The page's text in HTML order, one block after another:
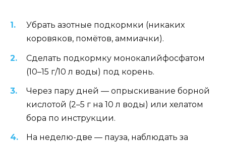
Убрать азотные подкормки (никаких
коровяков, помётов, аммиачки).
Сделать подкормку монокалийфосфатом
(10–15 г/10 л воды) под корень.
Через пару дней — опрыскивание борной
кислотой (2–5 г на 10 л воды) или хелатом
бора по инструкции.
На неделю-две — пауза, наблюдать за